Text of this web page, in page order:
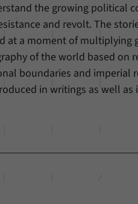
the growing political
and revolt. The
at a moment of multiplying
of the world based on
boundaries and imperial
in writings as well